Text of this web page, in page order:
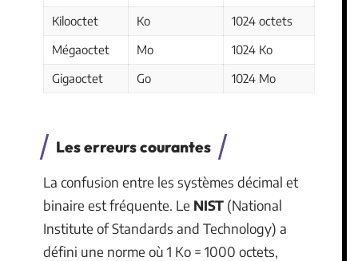
Kilooctet
Ko
1024 octets
Mégaoctet
Mo
1024 Ko
Gigaoctet
Go 1024 Mo
Les erreurs courantes
La confusion entre les systèmes décimal et
binaire est fréquente. Le NIST (National
Institute of Standards and Technology) a
défini une norme où 1 Ko = 1000 octets,